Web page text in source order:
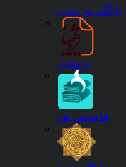
پایگاه نورشاپ
پژوهیار
قاموس نور
علوم قرآن و حدیث 1
زبان (تعداد مقاله)
فارسی 42
علمی-پژوهشی 31
علمی-ترویجی 1